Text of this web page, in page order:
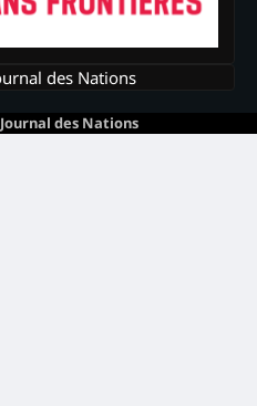
des Nations
Journal des Nations